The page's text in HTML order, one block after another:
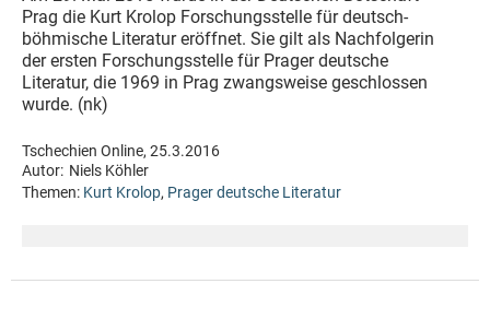
Prag die Kurt Krolop Forschungsstelle für deutsch-
böhmische Literatur eröffnet. Sie gilt als Nachfolgerin
der ersten Forschungsstelle für Prager deutsche
Literatur, die 1969 in Prag zwangsweise geschlossen
wurde. (nk)
Tschechien Online, 25.3.2016
Autor: Niels Köhler
Themen: Kurt Krolop, Prager deutsche Literatur